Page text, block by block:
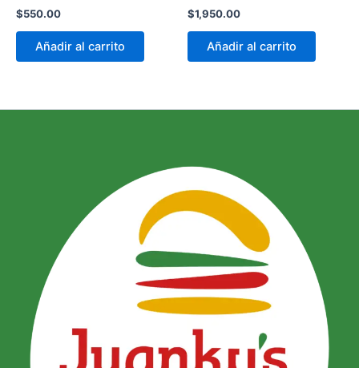
$550.00
Añadir al carrito
$1,950.00
Añadir al carrito